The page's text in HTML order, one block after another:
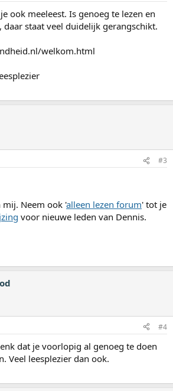
ook meeleest. Is genoeg te lezen en
daar staat veel duidelijk gerangschikt.
welkom.html
#3
Neem ook 'alleen lezen forum' tot je
voor nieuwe leden van Dennis.
#4
dat je voorlopig al genoeg te doen
Veel leesplezier dan ook.